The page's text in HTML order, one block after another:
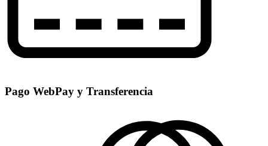
Pago WebPay y Transferencia